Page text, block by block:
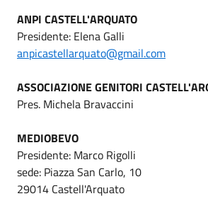
ANPI CASTELL'ARQUATO
Presidente: Elena Galli
anpicastellarquato@gmail.com
ASSOCIAZIONE GENITORI
Pres. Michela Bravaccini
MEDIOBEVO
Presidente: Marco Rigolli
sede: Piazza San Carlo, 10
29014 Castell'Arquato